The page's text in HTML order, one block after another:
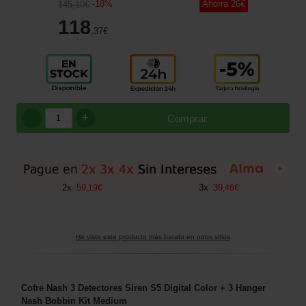
145,10€ -18%
118,37€
Ahorra 26€
Comprar
+
+
2x 59,19€ 3x 39,46€
He visto este producto más barato en otros sitios
Cofre Nash 3 Detectores Siren S5 Digital Color + 3 Hanger
Nash Bobbin Kit Medium